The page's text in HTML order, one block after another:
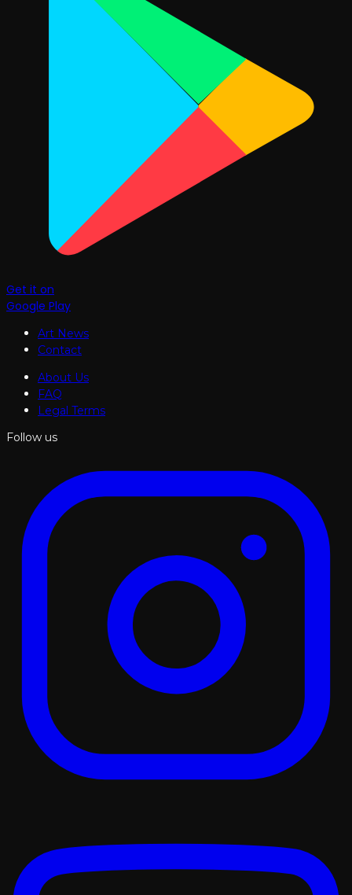
Get it on
Google Play
Art News
Contact
About Us
FAQ
Legal Terms
Follow us